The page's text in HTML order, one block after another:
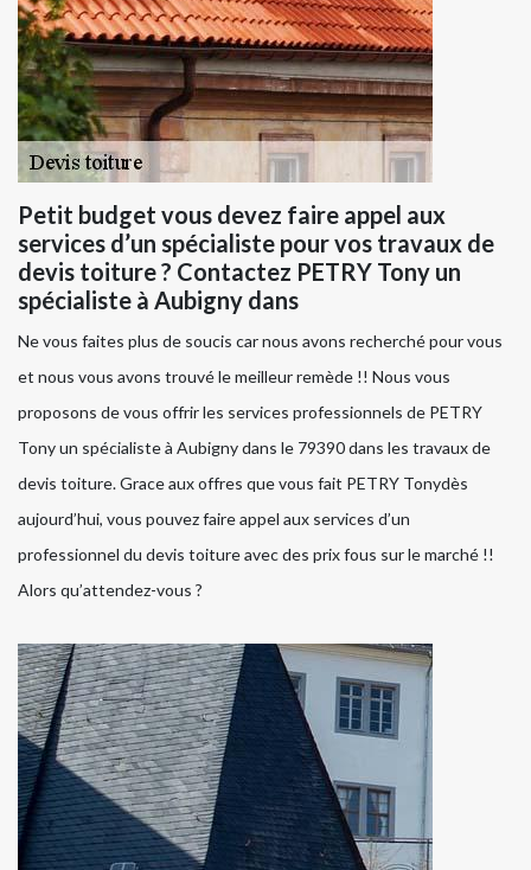
Petit budget vous devez faire appel aux
services d’un spécialiste pour vos travaux de
devis toiture ? Contactez PETRY Tony un
spécialiste à Aubigny dans
Ne vous faites plus de soucis car nous avons recherché pour vous
et nous vous avons trouvé le meilleur remède !! Nous vous
proposons de vous offrir les services professionnels de PETRY
Tony un spécialiste à Aubigny dans le 79390 dans les travaux de
devis toiture. Grace aux offres que vous fait PETRY Tonydès
aujourd’hui, vous pouvez faire appel aux services d’un
professionnel du devis toiture avec des prix fous sur le marché !!
Alors qu’attendez-vous ?